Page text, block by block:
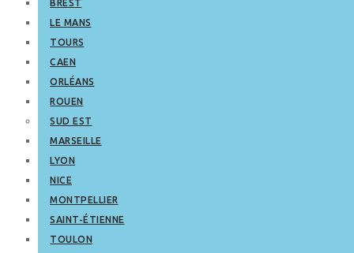
BREST
LE MANS
TOURS
CAEN
ORLÉANS
ROUEN
SUD EST
MARSEILLE
LYON
NICE
MONTPELLIER
SAINT-ÉTIENNE
TOULON